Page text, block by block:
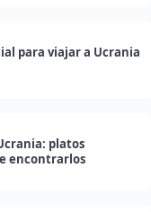
para viajar a Ucrania
platos
encontrarlos